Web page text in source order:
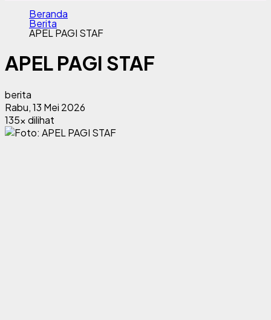
Beranda
Berita
APEL PAGI STAF
APEL PAGI STAF
berita
Rabu, 13 Mei 2026
135x dilihat